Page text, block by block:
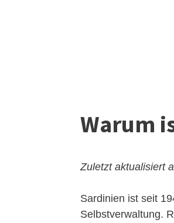
Warum
Zuletzt aktualisiert
Sardinien ist seit
Selbstverwaltung.